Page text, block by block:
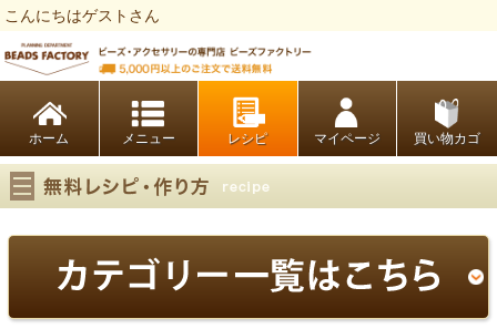
こんにちはゲストさん
ホーム レシピ マイページ 買い物カゴ